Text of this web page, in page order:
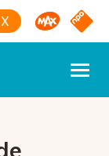
Omroep
NPO